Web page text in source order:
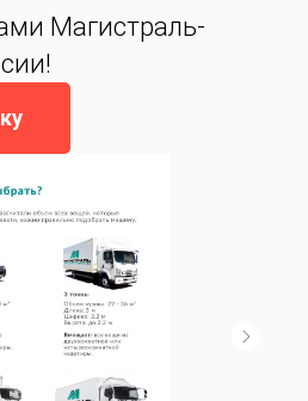
Магистраль-